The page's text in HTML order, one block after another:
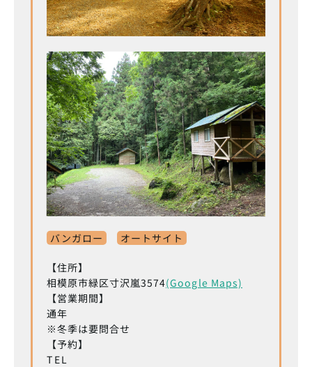
バンガロー オートサイト
【住所】
相模原市緑区寸沢嵐3574(Google Maps)
【営業期間】
通年
※冬季は要問合せ
【予約】
TEL